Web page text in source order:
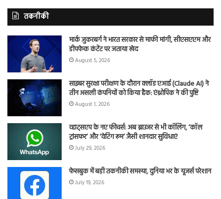
तकनीकी
मार्क जुकरबर्ग ने भारत सरकार से माफी मांगी, सीएसएएम और
डीपफेक कंटेंट पर जताया खेद
August 5, 2026
साइबर सुरक्षा परीक्षण के दौरान क्लॉड एआई (Claude AI) ने
तीन असली कंपनियों को किया हैक: एंथ्रोपिक ने की पुष्टि
August 1, 2026
व्हाट्सएप के नए फीचर्स: अब ब्राउजर से भी कॉलिंग, ‘कॉल
ट्रांसफर’ और ‘वेटिंग रूम’ जैसी शानदार सुविधाएं
July 29, 2026
फेसबुक में बड़ी तकनीकी समस्या, दुनिया भर के यूजर्स परेशान
July 19, 2026